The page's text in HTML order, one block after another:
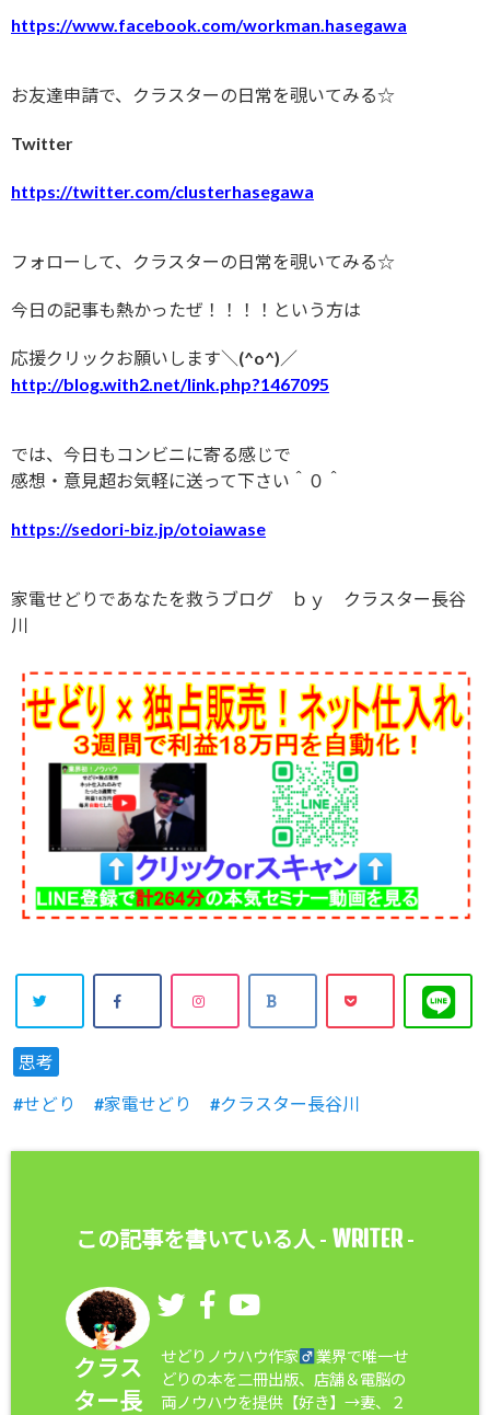
https://www.facebook.com/workman.hasegawa
お友達申請で、クラスターの日常を覗いてみる☆
Twitter
https://twitter.com/clusterhasegawa
フォローして、クラスターの日常を覗いてみる☆
今日の記事も熱かったぜ！！！！という方は
応援クリックお願いします＼(^o^)／
http://blog.with2.net/link.php?1467095
では、今日もコンビニに寄る感じで
感想・意見超お気軽に送って下さい＾０＾
https://sedori-biz.jp/otoiawase
家電せどりであなたを救うブログ ｂｙ クラスター長谷
川
思考
せどり
家電せどり クラスター長谷川
この記事を書いている人 - WRITER-
クラス
ター長
せどりノウハウ作家
業界で唯一せ
どりの本を二冊出版、店舗＆電脳の
両ノウハウを提供【好き】→妻、２